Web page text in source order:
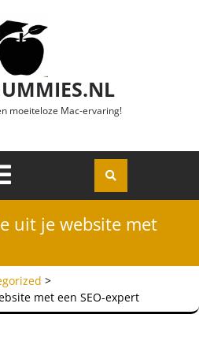
moeiteloze Mac-ervaring!
Openen
uit je website met
>
met een SEO-expert